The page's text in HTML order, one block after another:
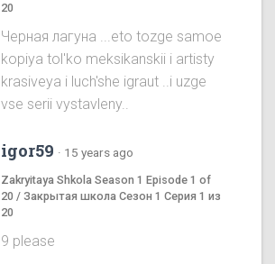
20
Черная лагуна ...eto tozge samoe
kopiya tol'ko meksikanskii i artisty
krasiveya i luch'she igraut ..i uzge
vse serii vystavleny..
igor59 · 15 years ago
Zakryitaya Shkola Season 1 Episode 1 of
20 / Закрытая школа Сезон 1 Серия 1 из
20
9 please